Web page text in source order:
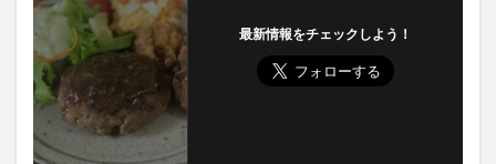
最新情報をチェックしよう！